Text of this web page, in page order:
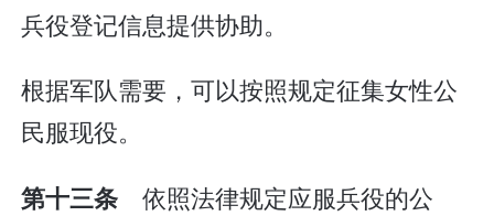
兵役登记信息提供协助。
根据军队需要，可以按照规定征集女性公
民服现役。
第十三条 依照法律规定应服兵役的公